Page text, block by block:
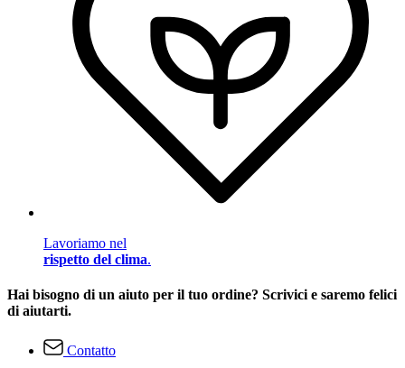
Lavoriamo nel
rispetto del clima.
Hai bisogno di un aiuto per il tuo ordine? Scrivici e saremo felici
di aiutarti.
Contatto